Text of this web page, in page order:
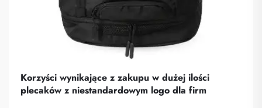
Korzyści wynikające z zakupu w dużej ilości
plecaków z niestandardowym logo dla firm